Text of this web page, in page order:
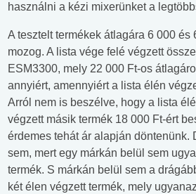
használni a kézi mixerünket a
A tesztelt termékek átlagára 6 000 és
mozog. A lista vége felé végzett
ESM3300, mely 22 000 Ft-os
annyiért, amennyiért a lista élén
Arról nem is beszélve, hogy a lista
végzett másik termék 18 000 Ft-ért
érdemes tehát ár alapján döntenünk.
sem, mert egy márkán belül sem
termék. S márkán belül sem a
két élen végzett termék, mely